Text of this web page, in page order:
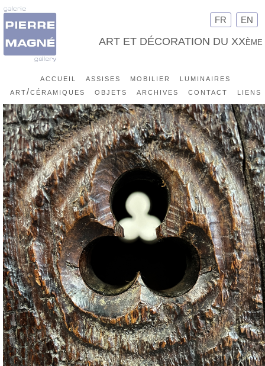
FR EN
ART ET DÉCORATION DU XXème
accueil assises mobilier
luminaires
art/céramiques
objets archives contact liens